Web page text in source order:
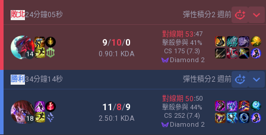
彈性積分2 週前
敗北24分鐘05秒
14
9/10/0
0.90:1 KDA
對線期 53:47
擊殺參與 41 %
CS 175 (7.3)
diamond 2
彈性積分2 週前
勝利 34分鐘14秒
18
11/8/9
2.50:1 KDA
對線期 50:50
擊殺參與 44%
CS 252 (7.4)
diamond 2